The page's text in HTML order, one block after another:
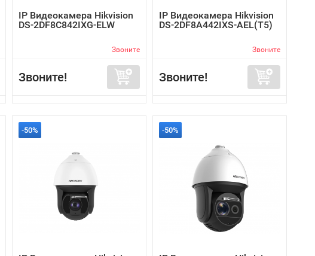
IP Видеокамера Hikvision
DS-2DF8C842IXG-ELW
Звоните
Звоните!
IP Видеокамера Hikvision
DS-2DF8A442IXS-AEL(T5)
Звоните
Звоните!
-50% -50%